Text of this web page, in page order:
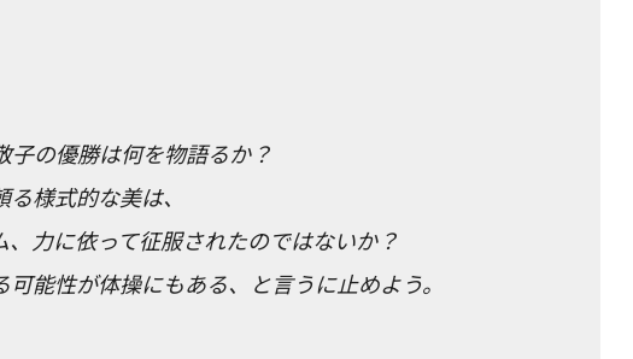
子の優勝は何を物語るか？
様式的な美は、
、力に依って征服されたのではないか？
可能性が体操にもある、と言うに止めよう。